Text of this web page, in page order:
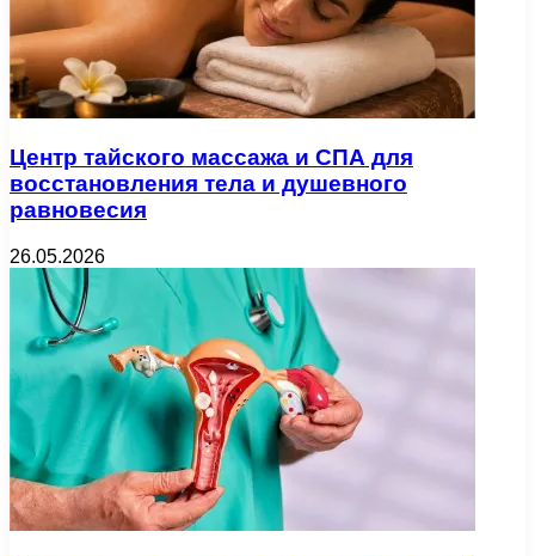
Центр тайского массажа и СПА для
восстановления тела и душевного
равновесия
26.05.2026